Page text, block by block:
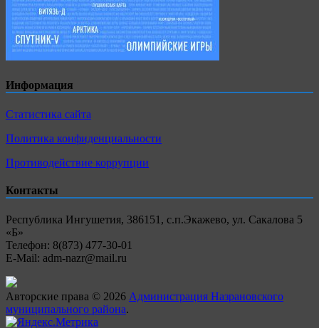
Информация
Статистика сайта
Политика конфиденциальности
Противодействие коррупции
Контакты
Республика Ингушетия, 386151, с.п.Экажево, ул. Сакалова 5
«Б»
Телефон: 8(873) 477-30-01
E-Mail: adm-nazr@mail.ru
Авторские права © 2026 Администрация Назрановского
муниципального района.